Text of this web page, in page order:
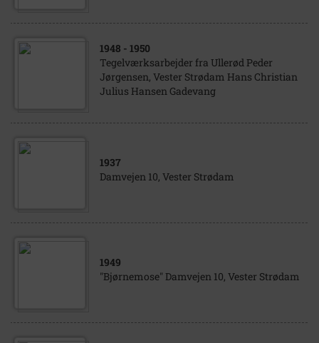
1948 - 1950
Tegelværksarbejder fra Ullerød Peder
Jørgensen, Vester Strødam Hans Christian
Julius Hansen Gadevang
1937
Damvejen 10, Vester Strødam
1949
"Bjørnemose" Damvejen 10, Vester Strødam